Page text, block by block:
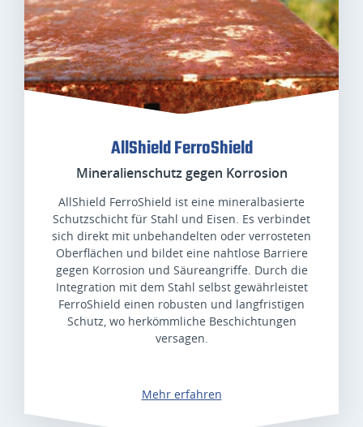
AllShield FerroShield
Mineralienschutz gegen Korrosion
AllShield FerroShield ist eine mineralbasierte
Schutzschicht für Stahl und Eisen. Es verbindet
sich direkt mit unbehandelten oder verrosteten
Oberflächen und bildet eine nahtlose Barriere
gegen Korrosion und Säureangriffe. Durch die
Integration mit dem Stahl selbst gewährleistet
FerroShield einen robusten und langfristigen
Schutz, wo herkömmliche Beschichtungen
versagen.
Mehr erfahren